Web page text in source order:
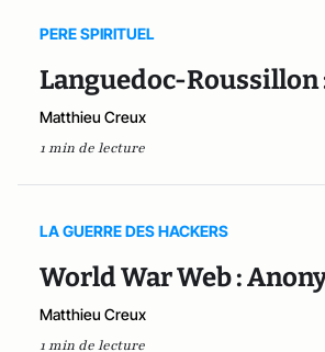
PERE SPIRITUEL
Languedoc-Roussillon
Matthieu Creux
1 min de lecture
LA GUERRE DES HACKERS
World War Web :
Matthieu Creux
1 min de lecture